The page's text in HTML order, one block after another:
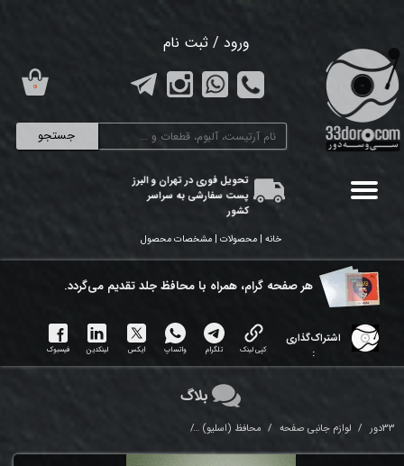
جستجو
ورود / ثبت نام
تغییر گذر واژه
سفارشات
تحویل فوری در تهران و البرز
پست سفارشی به سراسر
کشور
۰
خانه | محصولات | مشخصات محصول
هر ​صفحه گرام، همراه با محافظ جلد تقدیم می‌گردد.
اشتراک‌گذاری
:
کپی لینک تلگرام واتساپ ایکس لینکدین فیسبوک
33دور لوازم جانبی صفحه محافظ (اسلیو)
بلاگ